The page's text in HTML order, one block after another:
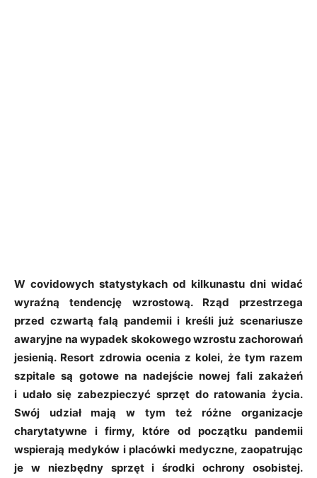
W covidowych statystykach od kilkunastu dni widać
wyraźną tendencję wzrostową. Rząd przestrzega
przed czwartą falą pandemii i kreśli już scenariusze
awaryjne na wypadek skokowego wzrostu zachorowań
jesienią. Resort zdrowia ocenia z kolei, że tym razem
szpitale są gotowe na nadejście nowej fali zakażeń
i udało się zabezpieczyć sprzęt do ratowania życia.
Swój udział mają w tym też różne organizacje
charytatywne i firmy, które od początku pandemii
wspierają medyków i placówki medyczne, zaopatrując
je w niezbędny sprzęt i środki ochrony osobistej.